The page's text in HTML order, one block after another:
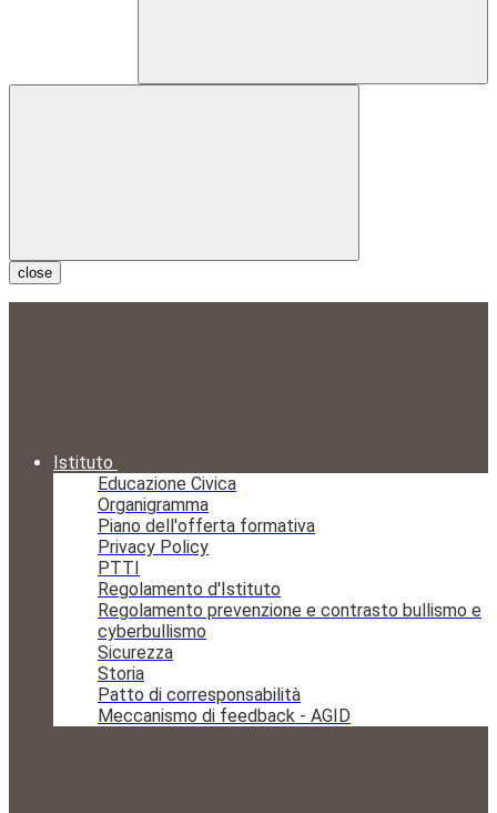
close
Istituto
Educazione Civica
Organigramma
Piano dell'offerta formativa
Privacy Policy
PTTI
Regolamento d'Istituto
Regolamento prevenzione e contrasto bullismo e
cyberbullismo
Sicurezza
Storia
Patto di corresponsabilità
Meccanismo di feedback - AGID